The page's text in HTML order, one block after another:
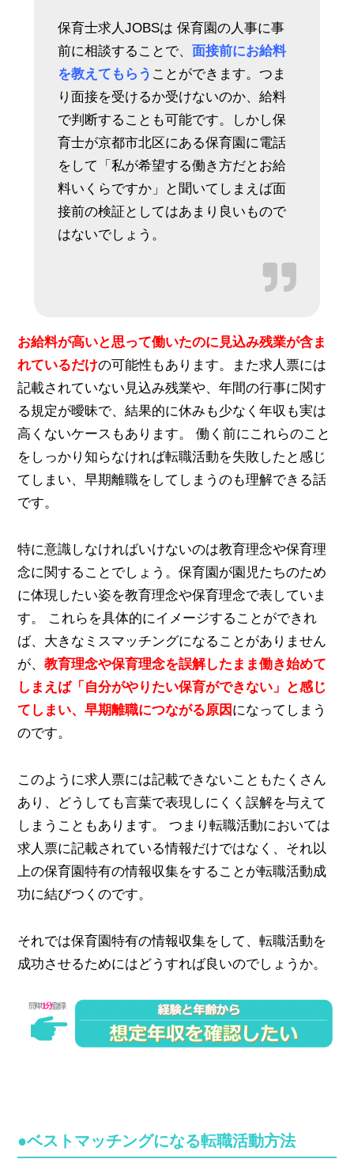
保育士求人JOBSは 保育園の人事に事
前に相談することで、 面接前にお給料
を教えてもらう ことができます。つま
り面接を受けるか受けないのか、給料
で判断することも可能です。しかし保
育士が京都市北区にある保育園に電話
をして「私が希望する働き方だとお給
料いくらですか」と聞いてしまえば面
接前の検証としてはあまり良いもので
はないでしょう。
お給料が高いと思って働いたのに見込み残業が含ま
れているだけの可能性もあります。また求人票には
記載されていない見込み残業や、年間の行事に関す
る規定が曖昧で、結果的に休みも少なく年収も実は
高くないケースもあります。 働く前にこれらのこと
をしっかり知らなければ転職活動を失敗したと感じ
てしまい、早期離職をしてしまうのも理解できる話
です。
特に意識しなければいけないのは教育理念や保育理
念に関することでしょう。保育園が園児たちのため
に体現したい姿を教育理念や保育理念で表していま
す。 これらを具体的にイメージすることができれ
ば、大きなミスマッチングになることがありません
が、教育理念や保育理念を誤解したまま働き始めて
しまえば「自分がやりたい保育ができない」と感じ
てしまい、早期離職につながる原因 になってしまう
のです。
このように求人票には記載できないこともたくさん
あり、どうしても言葉で表現しにくく誤解を与えて
しまうこともあります。 つまり転職活動においては
求人票に記載されている情報だけではなく、それ以
上の保育園特有の情報収集をすることが転職活動成
功に結びつくのです。
それでは保育園特有の情報収集をして、転職活動を
成功させるためにはどうすれば良いのでしょうか。
●ベストマッチングになる転職活動方法